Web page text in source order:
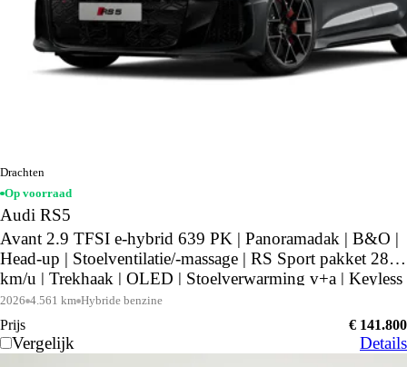
Drachten
Op voorraad
Audi RS5
Avant 2.9 TFSI e-hybrid 639 PK | Panoramadak | B&O |
Head-up | Stoelventilatie/-massage | RS Sport pakket 285
km/u | Trekhaak | OLED | Stoelverwarming v+a | Keyless
| Stuurwielverwarming
2026 4.561 km Hybride benzine
Prijs € 141.800
Vergelijk Details